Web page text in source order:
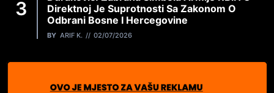
Direktnoj Je Suprotnosti Sa Zakonom O
Odbrani Bosne I Hercegovine
BY ARIF K. 02/07/2026